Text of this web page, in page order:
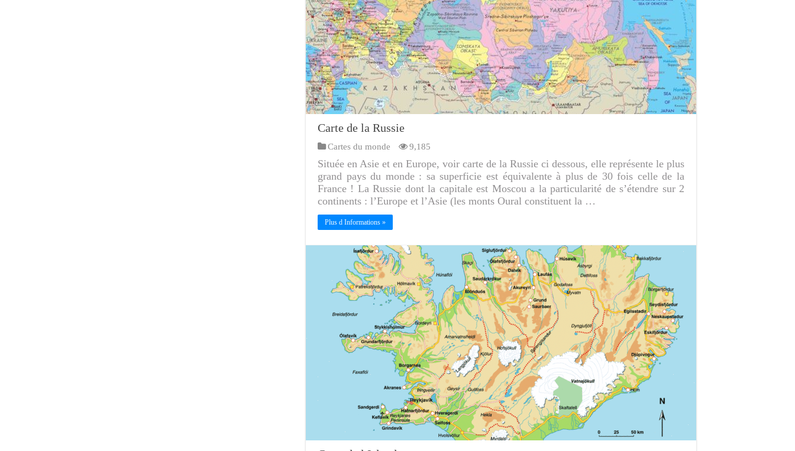
Carte de la Russie
Cartes du monde 9,185
Située en Asie et en Europe, voir carte de la Russie ci dessous, elle représente le plus
grand pays du monde : sa superficie est équivalente à plus de 30 fois celle de la
France ! La Russie dont la capitale est Moscou a la particularité de s’étendre sur 2
continents : l’Europe et l’Asie (les monts Oural constituent la …
Plus d Informations »